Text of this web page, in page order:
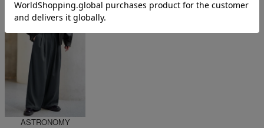
5,500 税込 ¥5,940 税込 ¥2,970 税込
ASTRONOMY